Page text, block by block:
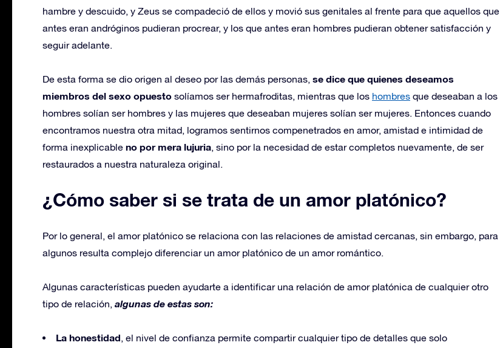
hambre y descuido, y Zeus se compadeció de ellos y movió sus genitales al frente para que aquellos que
antes eran andróginos pudieran procrear, y los que antes eran hombres pudieran obtener satisfacción y
seguir adelante.
De esta forma se dio origen al deseo por las demás personas, se dice que quienes deseamos
miembros del sexo opuesto solíamos ser hermafroditas, mientras que los hombres que deseaban a los
hombres solían ser hombres y las mujeres que deseaban mujeres solían ser mujeres. Entonces cuando
encontramos nuestra otra mitad, logramos sentirnos compenetrados en amor, amistad e intimidad de
forma inexplicable no por mera lujuria, sino por la necesidad de estar completos nuevamente, de ser
restaurados a nuestra naturaleza original.
¿Cómo saber si se trata de un amor platónico?
Por lo general, el amor platónico se relaciona con las relaciones de amistad cercanas, sin embargo, para
algunos resulta complejo diferenciar un amor platónico de un amor romántico.
Algunas características pueden ayudarte a identificar una relación de amor platónica de cualquier otro
tipo de relación, algunas de estas son:
La honestidad, el nivel de confianza permite compartir cualquier tipo de detalles que solo